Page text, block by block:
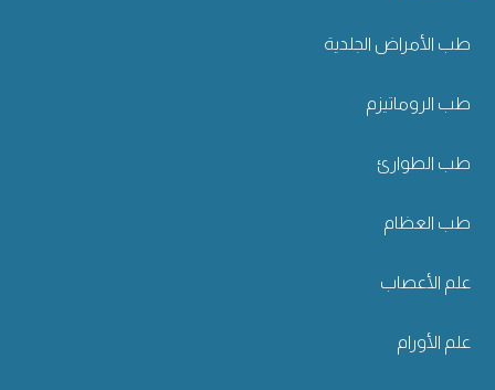
طب الأمراض الجلدية
طب الروماتيزم
طب الطوارئ
طب العظام
علم الأعصاب
علم الأورام